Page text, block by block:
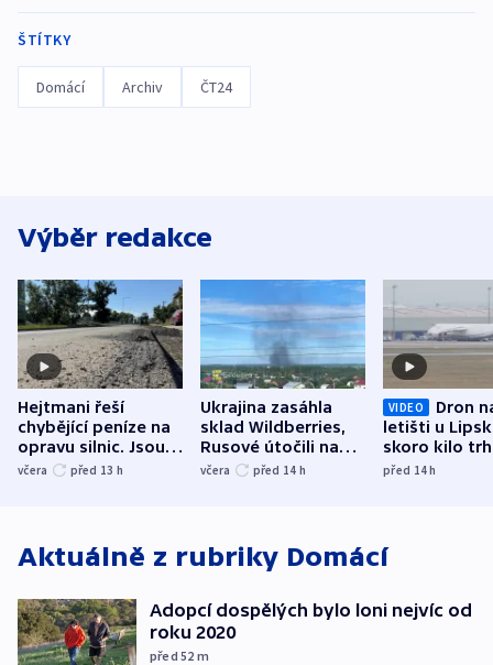
ŠTÍTKY
Domácí Archiv ČT24
Výběr redakce
Hejtmani řeší
chybějící peníze na
opravu silnic. Jsou
nenárokové, namítá
včera před 13 h
Ukrajina zasáhla
sklad Wildberries,
Rusové útočili na
trh, hasiče či
včera před 14 h
VIDEO
Dron
letišti u
skoro kilo
indicie
před 14h
Aktuálně z rubriky Domácí
Adopcí dospělých bylo loni nejvíc od
roku 2020
před 52 m